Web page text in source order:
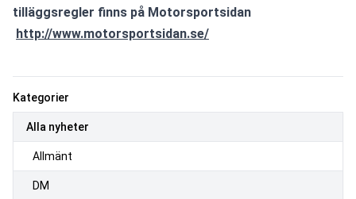
Kategorier
Alla nyheter
Allmänt
DM
tilläggsregler finns på Motorsportsidan
http://www.motorsportsidan.se/